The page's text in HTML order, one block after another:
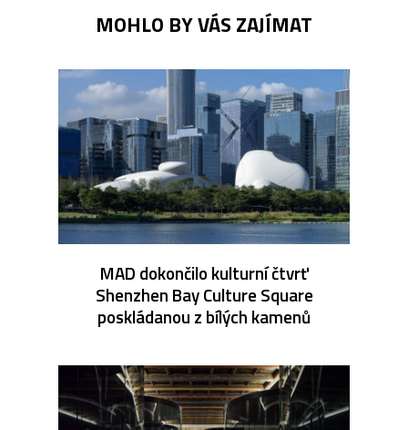
MOHLO BY VÁS ZAJÍMAT
MAD dokončilo kulturní čtvrť
Shenzhen Bay Culture Square
poskládanou z bílých kamenů